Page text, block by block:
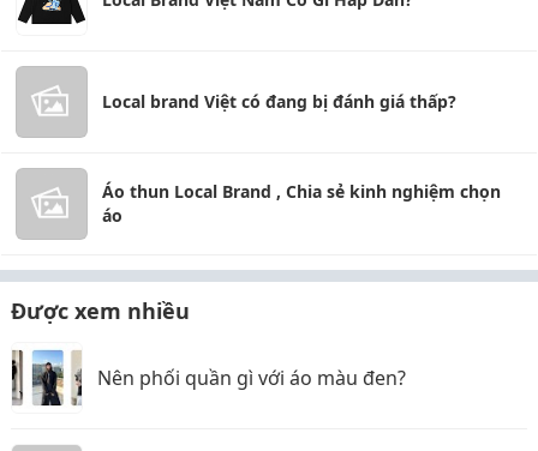
Local brand Việt có đang bị đánh giá thấp?
Áo thun Local Brand , Chia sẻ kinh nghiệm chọn
áo
Được xem nhiều
Nên phối quần gì với áo màu đen?